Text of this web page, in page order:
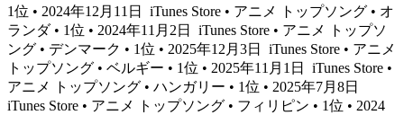
1位 • 2024年12月11日
iTunes Store • アニメ トップソング • オ
ランダ • 1位 • 2024年11月2日
iTunes Store • アニメ トップソ
ング • デンマーク • 1位 • 2025年12月3日
iTunes Store • アニメ
トップソング • ベルギー • 1位 • 2025年11月1日
iTunes Store •
アニメ トップソング • ハンガリー • 1位 • 2025年7月8日
iTunes Store • アニメ トップソング • フィリピン • 1位 • 2024